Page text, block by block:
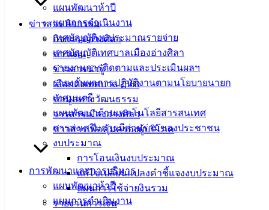
แผนพัฒนาห้าปี
แผนการดำเนินงาน
เทศบัญญัติงบประมาณรายจ่าย
เทศบัญญัติเทศบาลเมืองอ่างศิลา
รายงานการติดตามและประเมินผลฯ
รายงานผลการปฏิบัติงานตามนโยบายนายก
เทศมนตรี
แผนพัฒนาด้านเทคโนโลยีสารสนเทศ
การส่งเสริมการมีส่วนร่วมของประชาชน
งบประมาณ
การโอนเงินงบประมาณ
แก้ไขเปลี่ยนแปลงคำชี้แจงงบประมาณ
แผนการใช้จ่ายงินรวม
รายงานการเงิน
ข่าวสาร กิจกรรม
กิจกรรมอ่างศิลา
ข่าวเด่น
ข่าวสารน่ารู้
เลือกตั้งเทศบาล 2568
ข้อมูลทางวัฒนธรรม
วารสารเมืองอ่างศิลา
ข่าวสารเพื่อคุ้มครองผู้บริโภค
การพัฒนาและการบริหาร
แผนพัฒนาห้าปี
แผนการดำเนินงาน
ติดต่อ :
142-100-104
บริการ
ประชาชน
ดาวน์โหลด
แบบ
ฟอร์ม,
คู่มือ
สำหรับ
ประชาชน/